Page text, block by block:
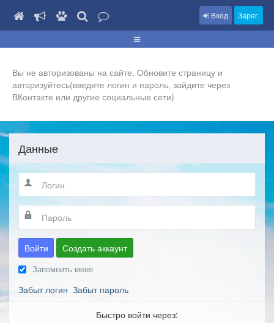
Вход Зарег.
Вы не авторизованы на сайте. Обновите страницу и
авторизуйтесь(введите логин и пароль, зайдите через
ВКонтакте или другие социальные сети)
Данные
Войти Создать аккаунт
Запомнить меня
Забыт логин Забыт пароль
Быстро войти через: